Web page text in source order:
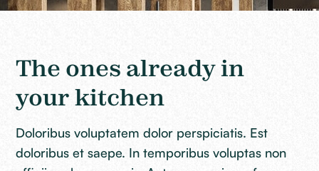
The ones already in
your kitchen
Doloribus voluptatem dolor perspiciatis. Est
doloribus et saepe. In temporibus voluptas non